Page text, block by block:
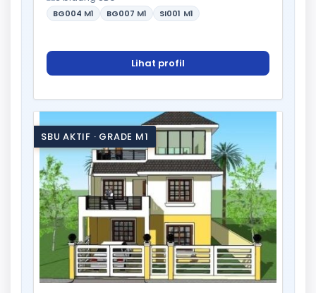
BG004 M1 BG007 M1 SI001 M1
Lihat profil
SBU AKTIF · GRADE M1